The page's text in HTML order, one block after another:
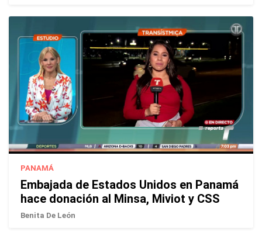
PANAMÁ
Embajada de Estados Unidos en Panamá
hace donación al Minsa, Miviot y CSS
Benita De León